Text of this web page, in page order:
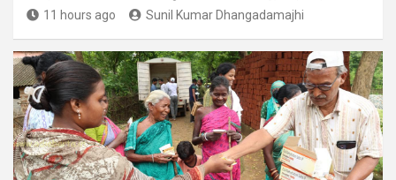
11 hours ago Sunil Kumar Dhangadamajhi